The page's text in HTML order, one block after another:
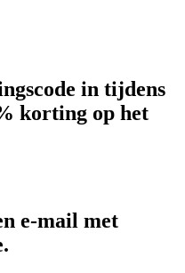
in tijdens
korting op het
e-mail met